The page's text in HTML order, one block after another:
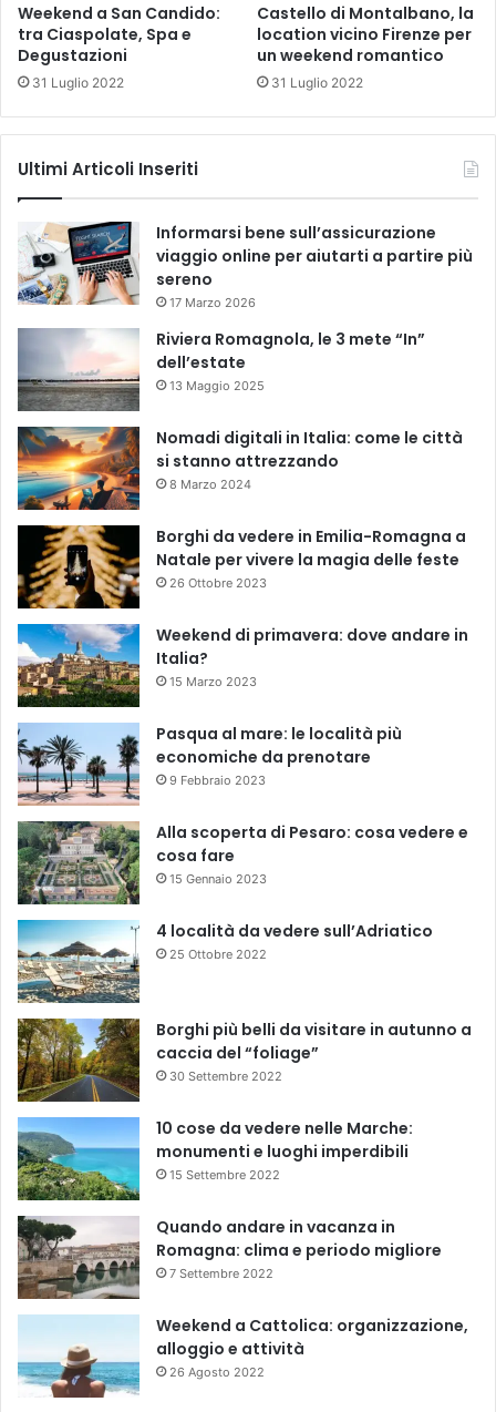
Weekend a San Candido:
tra Ciaspolate, Spa e
Degustazioni
31 Luglio 2022
Castello di Montalbano, la
location vicino Firenze per
un weekend romantico
31 Luglio 2022
Ultimi Articoli Inseriti
Informarsi bene sull’assicurazione
viaggio online per aiutarti a partire più
sereno
17 Marzo 2026
Riviera Romagnola, le 3 mete “In”
dell’estate
13 Maggio 2025
Nomadi digitali in Italia: come le città
si stanno attrezzando
8 Marzo 2024
Borghi da vedere in Emilia-Romagna a
Natale per vivere la magia delle feste
26 Ottobre 2023
Weekend di primavera: dove andare in
Italia?
15 Marzo 2023
Pasqua al mare: le località più
economiche da prenotare
9 Febbraio 2023
Alla scoperta di Pesaro: cosa vedere e
cosa fare
15 Gennaio 2023
4 località da vedere sull’Adriatico
25 Ottobre 2022
Borghi più belli da visitare in autunno a
caccia del “foliage”
30 Settembre 2022
10 cose da vedere nelle Marche:
monumenti e luoghi imperdibili
15 Settembre 2022
Quando andare in vacanza in
Romagna: clima e periodo migliore
7 Settembre 2022
Weekend a Cattolica: organizzazione,
alloggio e attività
26 Agosto 2022